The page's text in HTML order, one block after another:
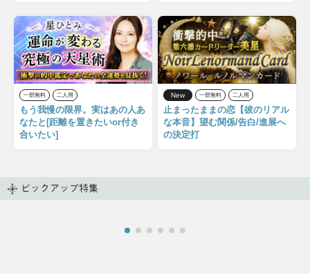
一部無料 二人用
もう我慢の限界。実はあの人あ
なたと[距離を置きたいor付き
合いたい]
New 一部無料 二人用
止まったままの恋【彼のリアル
な本音】望む関係/告白/進展へ
の決定打
ピックアップ特集